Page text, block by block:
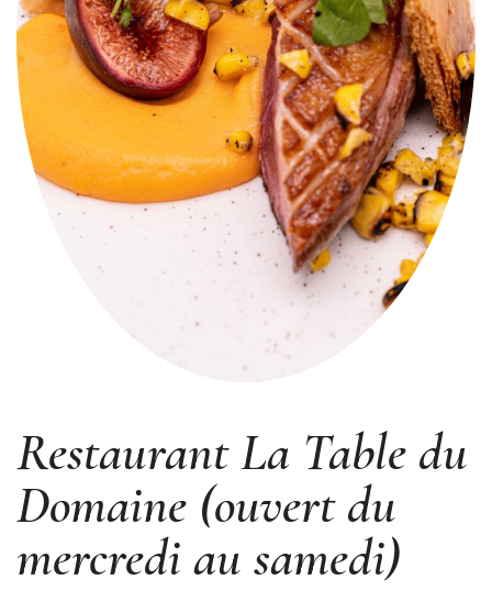
Restaurant La Table du
Domaine (ouvert du
mercredi au samedi)